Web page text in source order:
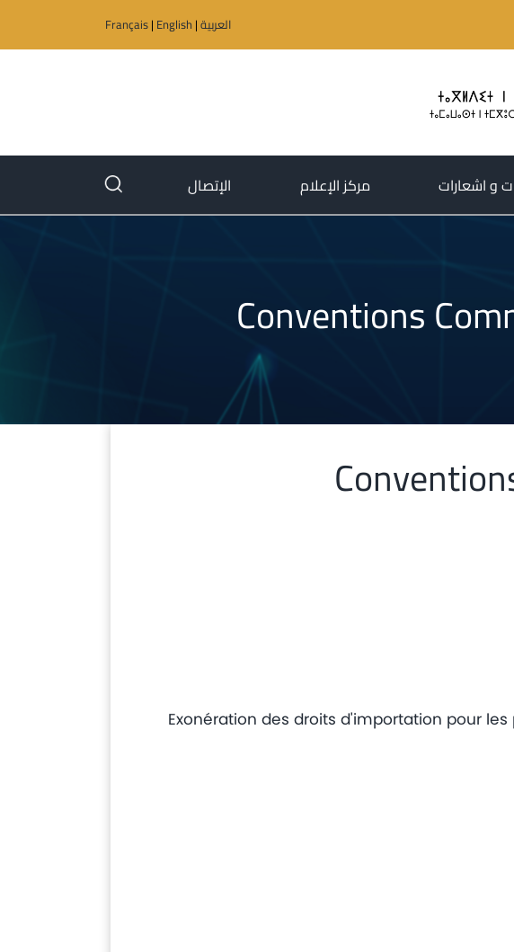
العربية|
Français| English
و اشعارات(current) مركز الإعلام الإتصال
(current)
Conventions
Exonération des droits d'importation pour